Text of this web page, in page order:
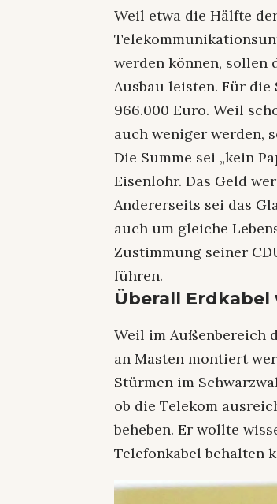
Weil etwa die Hälfte
werden können, sollen
Ausbau leisten. Für
966.000 Euro. Weil
auch weniger werden,
Die Summe sei „kein
Eisenlohr. Das Geld
Andererseits sei das
auch um gleiche
Zustimmung seiner
führen.
Überall
Weil im Außenbereich
an Masten montiert
Stürmen im
ob die Telekom
beheben. Er wollte
Telefonkabel behalten